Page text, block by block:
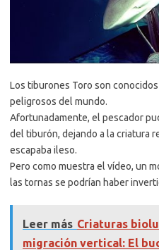
Los tiburones Toro son
peligrosos del mundo.
Afortunadamente, el pescador
del tiburón, dejando a la criatura
escapaba ileso.
Pero como muestra el vídeo, un
las tornas se podrían haber
Leer más Criaturas
migración vertical: El